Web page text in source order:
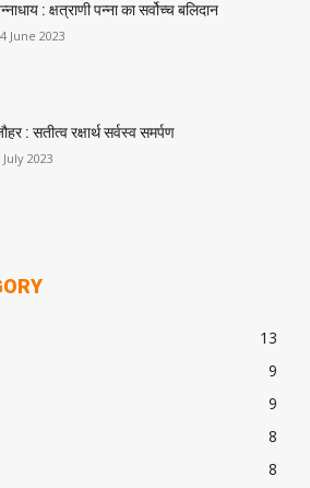
: क्षत्राणी पन्ना का सर्वोच्च बलिदान
June 2023
: सतीत्व रक्षार्थ सर्वस्व समर्पण
July 2023
13
9
9
8
8